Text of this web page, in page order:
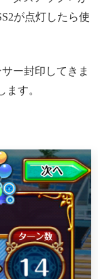
が点灯したら使
ー封印してきま
す。